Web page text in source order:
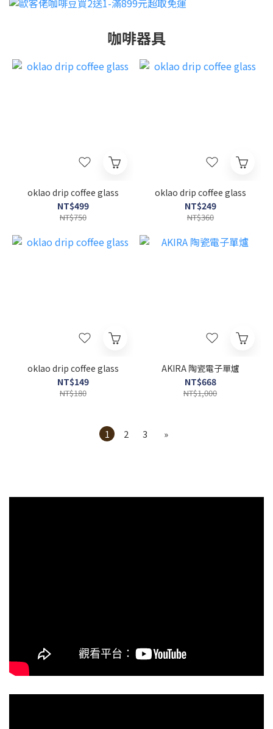
咖啡器具
oklao drip coffee glass
NT$499
NT$750
oklao drip coffee glass
NT$249
NT$360
oklao drip coffee glass
NT$149
NT$180
AKIRA 陶瓷電子單爐
NT$668
NT$1,000
1 2 3 »